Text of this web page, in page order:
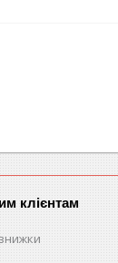
клієнтам